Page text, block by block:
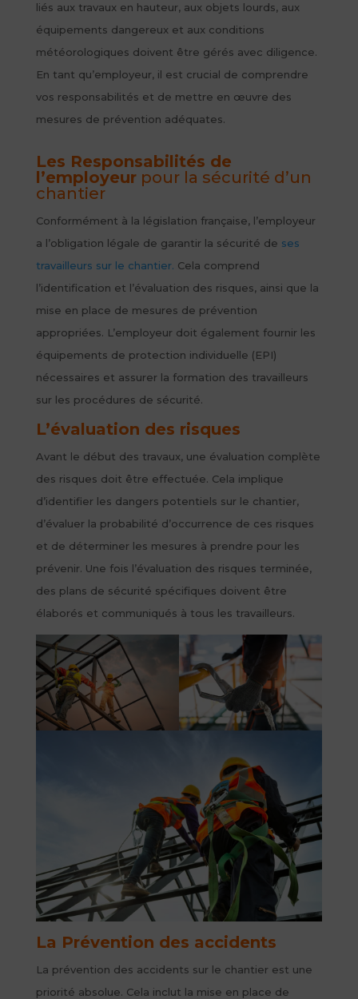
liés aux travaux en hauteur, aux objets lourds, aux
équipements dangereux et aux conditions
météorologiques doivent être gérés avec diligence.
En tant qu’employeur, il est crucial de comprendre
vos responsabilités et de mettre en œuvre des
mesures de prévention adéquates.
Les Responsabilités de
l’employeurpour la sécurité d’un
chantier
Conformément à la législation française, l’employeur
a l’obligation légale de garantir la sécurité de ses
travailleurs sur le chantier. Cela comprend
l’identification et l’évaluation des risques, ainsi que la
mise en place de mesures de prévention
appropriées. L’employeur doit également fournir les
équipements de protection individuelle (EPI)
nécessaires et assurer la formation des travailleurs
sur les procédures de sécurité.
L’évaluation des risques
Avant le début des travaux, une évaluation complète
des risques doit être effectuée. Cela implique
d’identifier les dangers potentiels sur le chantier,
d’évaluer la probabilité d’occurrence de ces risques
et de déterminer les mesures à prendre pour les
prévenir. Une fois l’évaluation des risques terminée,
des plans de sécurité spécifiques doivent être
élaborés et communiqués à tous les travailleurs.
La Prévention des accidents
La prévention des accidents sur le chantier est une
priorité absolue. Cela inclut la mise en place de